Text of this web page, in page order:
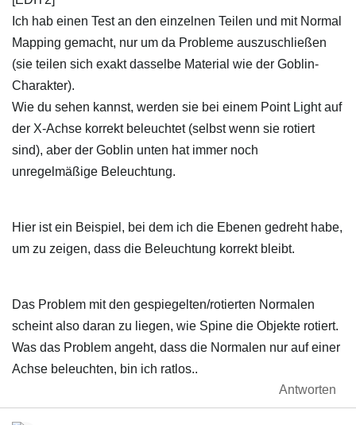
Ich hab einen Test an den einzelnen Teilen und mit Normal
Mapping gemacht, nur um da Probleme auszuschließen
(sie teilen sich exakt dasselbe Material wie der Goblin-
Charakter).
Wie du sehen kannst, werden sie bei einem Point Light auf
der X-Achse korrekt beleuchtet (selbst wenn sie rotiert
sind), aber der Goblin unten hat immer noch
unregelmäßige Beleuchtung.
Hier ist ein Beispiel, bei dem ich die Ebenen gedreht habe,
um zu zeigen, dass die Beleuchtung korrekt bleibt.
Das Problem mit den gespiegelten/rotierten Normalen
scheint also daran zu liegen, wie Spine die Objekte rotiert.
Was das Problem angeht, dass die Normalen nur auf einer
Achse beleuchten, bin ich ratlos..
Antworten